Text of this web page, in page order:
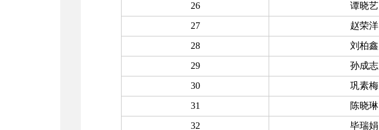
26
谭晓艺
27
赵荣洋
28
刘柏鑫
29
孙成志
30
巩素梅
31
陈晓琳
32
毕瑞娟